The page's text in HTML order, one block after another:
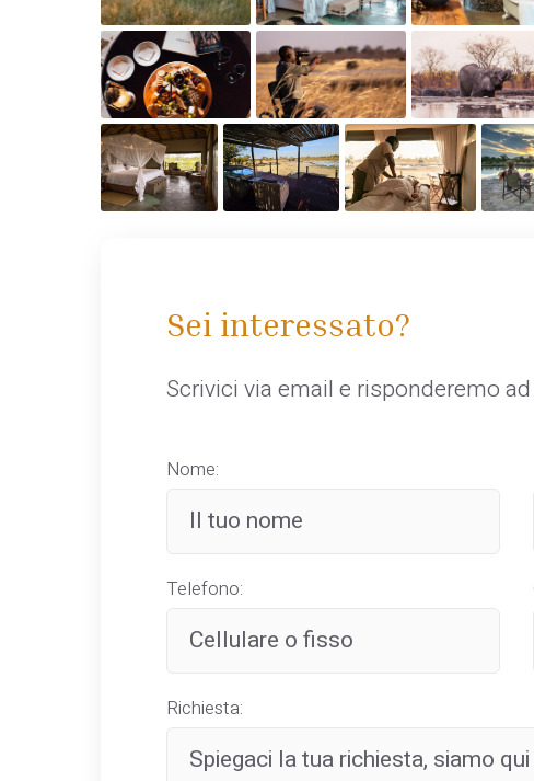
Sei interessato?
Scrivici via email e risponderemo
Nome:
Telefono:
Richiesta: